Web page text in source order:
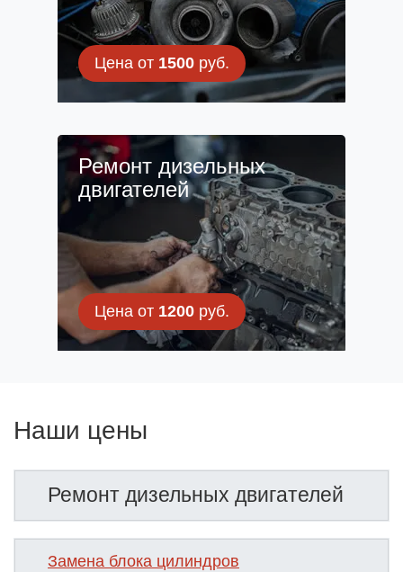
Цена от 1500руб.
Ремонт дизельных
двигателей
Цена от 1200руб.
Наши цены
Ремонт дизельных двигателей
Замена блока цилиндров